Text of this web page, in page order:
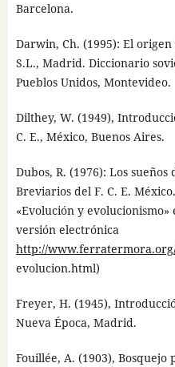
Barcelona.
Darwin, Ch. (1995): El
S.L., Madrid. Diccionario
Pueblos Unidos, Montevideo.
Dilthey, W. (1949),
C. E., México, Buenos Aires.
Dubos, R. (1976): Los
Breviarios del F. C. E.
«Evolución y
versión electrónica
http://www.ferratermora.org/
evolucion.html)
Freyer, H. (1945),
Nueva Época, Madrid.
Fouillée, A. (1903), Bosquejo